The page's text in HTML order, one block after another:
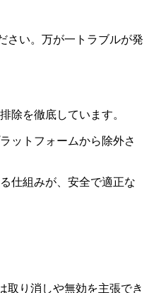
さい。万が一トラブルが発
除を徹底しています。
ットフォームから除外さ
仕組みが、安全で適正な
取り消しや無効を主張でき